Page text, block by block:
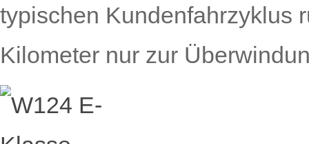
typischen Kundenfahrzyklus
Kilometer nur zur